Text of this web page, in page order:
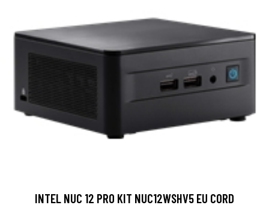
INTEL NUC 12 PRO KIT NUC12WSHV5 EU CORD